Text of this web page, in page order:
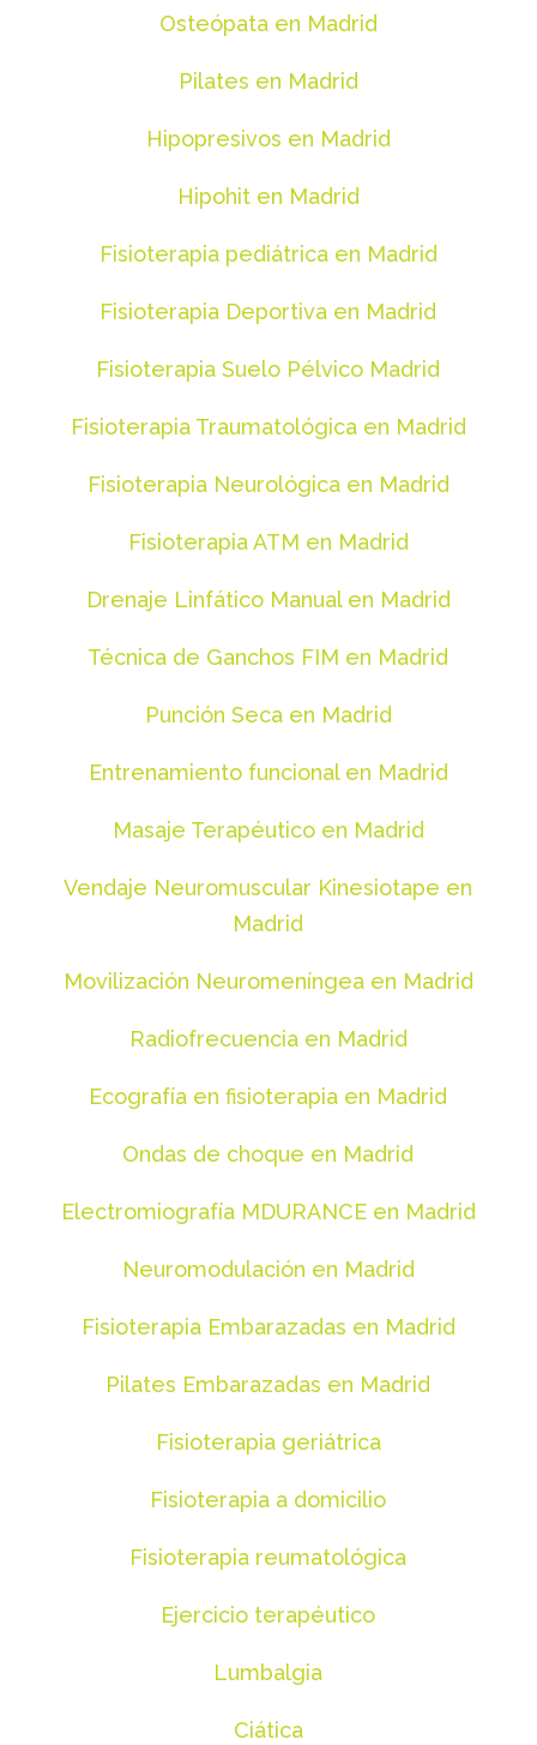
Osteópata en Madrid
Pilates en Madrid
Hipopresivos en Madrid
Hipohit en Madrid
Fisioterapia pediátrica en Madrid
Fisioterapia Deportiva en Madrid
Fisioterapia Suelo Pélvico Madrid
Fisioterapia Traumatológica en Madrid
Fisioterapia Neurológica en Madrid
Fisioterapia ATM en Madrid
Drenaje Linfático Manual en Madrid
Técnica de Ganchos FIM en Madrid
Punción Seca en Madrid
Entrenamiento funcional en Madrid
Masaje Terapéutico en Madrid
Vendaje Neuromuscular Kinesiotape en
Madrid
Movilización Neuromeníngea en Madrid
Radiofrecuencia en Madrid
Ecografía en fisioterapia en Madrid
Ondas de choque en Madrid
Electromiografía MDURANCE en Madrid
Neuromodulación en Madrid
Fisioterapia Embarazadas en Madrid
Pilates Embarazadas en Madrid
Fisioterapia geriátrica
Fisioterapia a domicilio
Fisioterapia reumatológica
Ejercicio terapéutico
Lumbalgia
Ciática